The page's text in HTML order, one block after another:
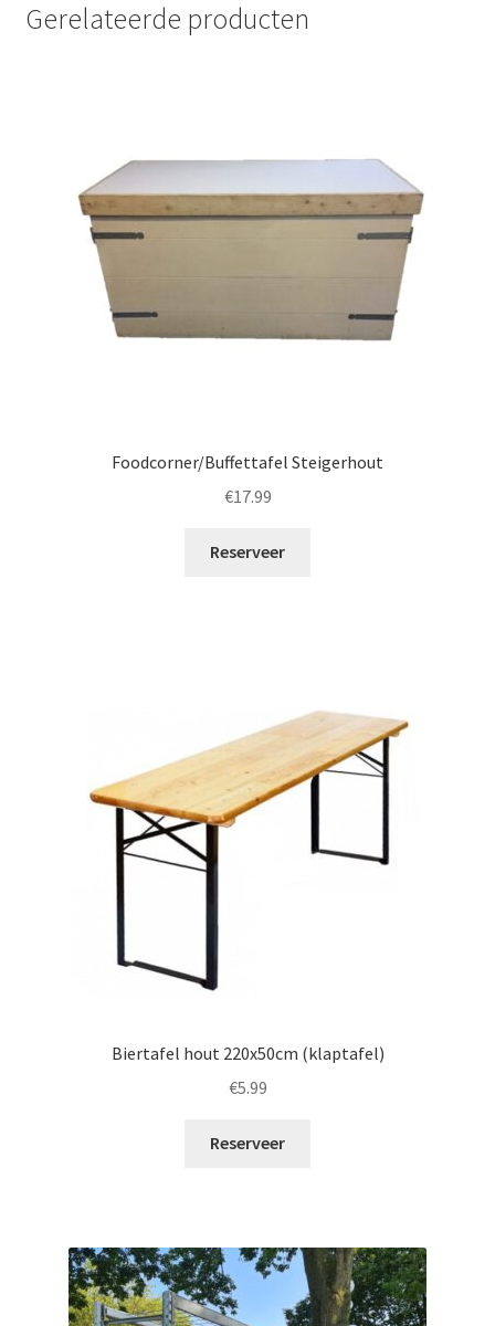
Gerelateerde producten
Foodcorner/Buffettafel Steigerhout
€17.99
Reserveer
Biertafel hout 220x50cm (klaptafel)
€5.99
Reserveer